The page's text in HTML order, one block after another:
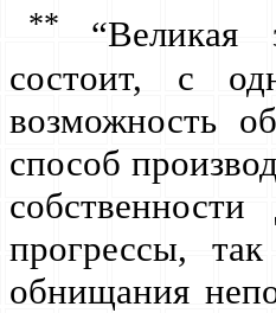
** “Великая
состоит, с
возможность
способ
прогрессы,
обнищания